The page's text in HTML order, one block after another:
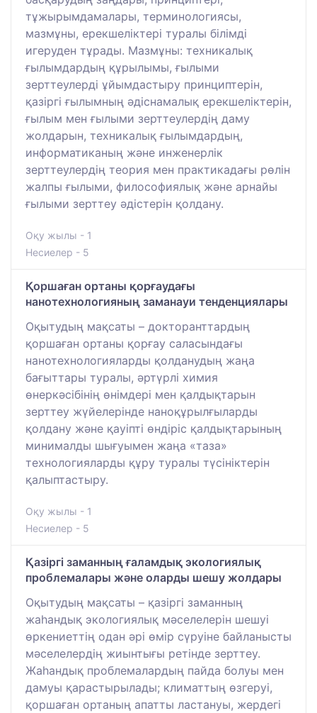
тұжырымдамалары, терминологиясы,
мазмұны, ерекшеліктері туралы білімді
игеруден тұрады. Мазмұны: техникалық
ғылымдардың құрылымы, ғылыми
зерттеулерді ұйымдастыру принциптерін,
қазіргі ғылымның әдіснамалық ерекшеліктерін,
ғылым мен ғылыми зерттеулердің даму
жолдарын, техникалық ғылымдардың,
информатиканың және инженерлік
зерттеулердің теория мен практикадағы рөлін
жалпы ғылыми, философиялық және арнайы
ғылыми зерттеу әдістерін қолдану.
Оқу жылы - 1
Несиелер - 5
Қоршаған ортаны қорғаудағы
нанотехнологияның заманауи тенденциялары
Оқытудың мақсаты – докторанттардың
қоршаған ортаны қорғау саласындағы
нанотехнологияларды қолданудың жаңа
бағыттары туралы, әртүрлі химия
өнеркәсібінің өнімдері мен қалдықтарын
зерттеу жүйелерінде наноқұрылғыларды
қолдану және қауіпті өндіріс қалдықтарының
минималды шығуымен жаңа «таза»
технологияларды құру туралы түсініктерін
қалыптастыру.
Оқу жылы - 1
Несиелер - 5
Қазіргі заманның ғаламдық экологиялық
проблемалары және оларды шешу жолдары
Оқытудың мақсаты – қазіргі заманның
жаһандық экологиялық мәселелерін шешуі
өркениеттің одан әрі өмір сүруіне байланысты
мәселелердің жиынтығы ретінде зерттеу.
Жаһандық проблемалардың пайда болуы мен
дамуы қарастырылады; климаттың өзгеруі,
қоршаған ортаның апатты ластануы, жердегі